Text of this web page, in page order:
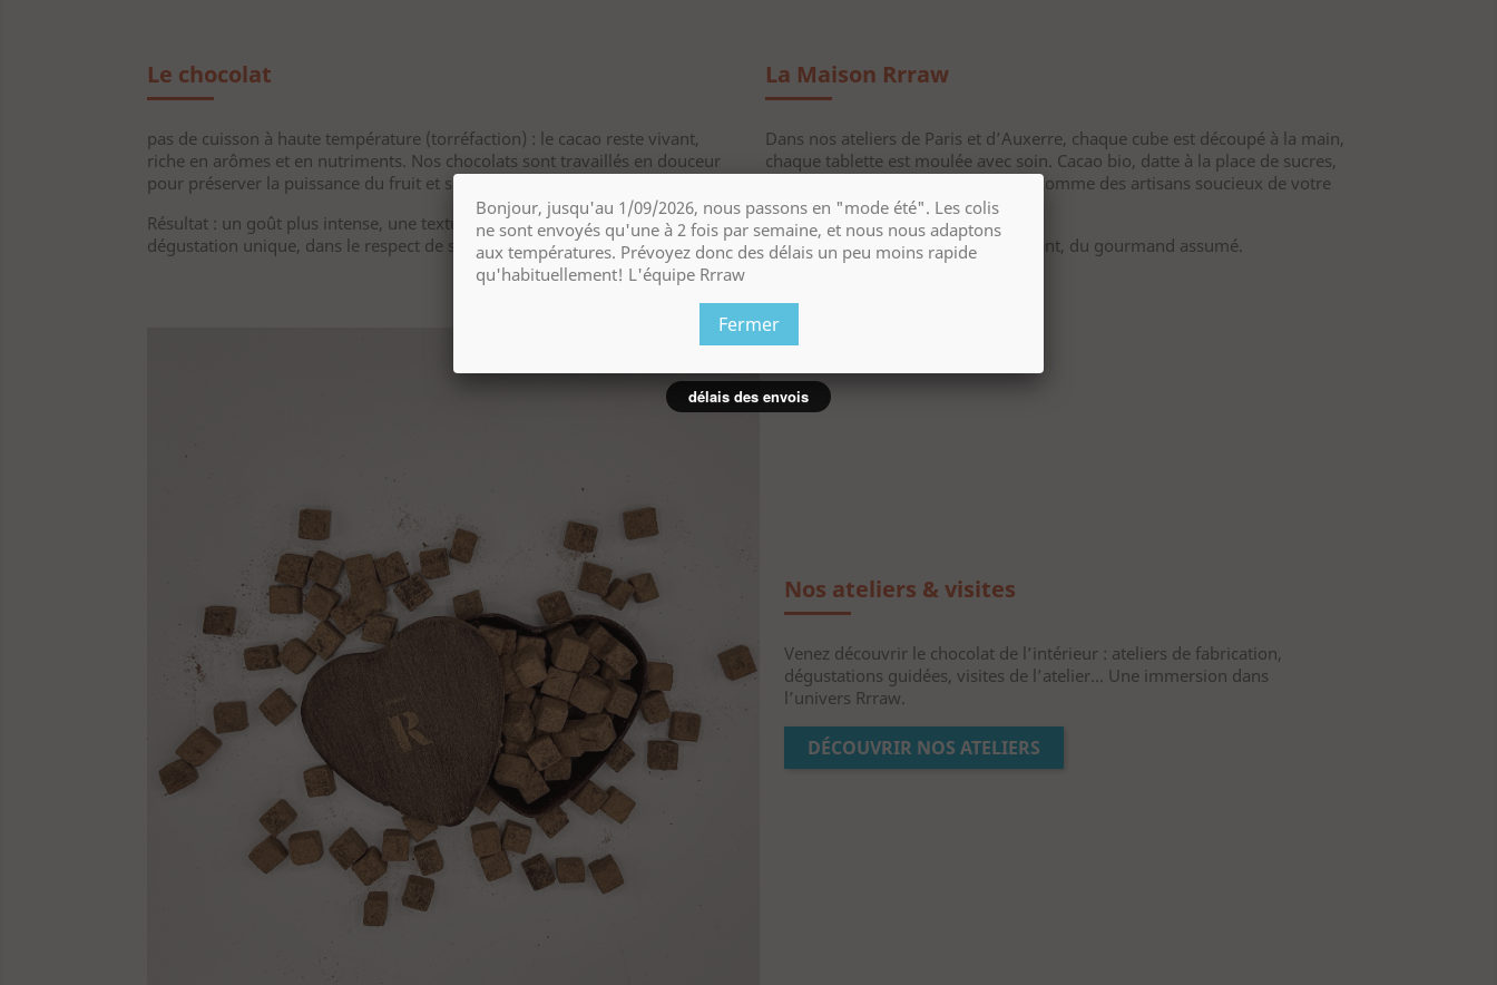
Le chocolat
pas de cuisson à haute température (torréfaction) : le cacao reste vivant,
riche en arômes et en nutriments. Nos chocolats sont travaillés en douceur
pour préserver la puissance du fruit et son intéret nutritionnel.
Résultat : un goût plus intense, une texture fondante et une expérience de
dégustation unique, dans le respect de son corps et de sa santé
La Maison Rrraw
Dans nos ateliers de Paris et d’Auxerre, chaque cube est découpé à la main,
chaque tablette est moulée avec soin. Cacao bio, datte à la place de sucres,
ingrédients bruts : nous travaillons comme des artisans soucieux de votre
santé, pas comme une usine.
Rrraw, c’est le choix du brut, du vivant, du gourmand assumé.
Nos ateliers & visites
Venez découvrir le chocolat de l’intérieur : ateliers de fabrication,
dégustations guidées, visites de l’atelier... Une immersion dans
l’univers Rrraw.
DÉCOUVRIR NOS ATELIERS
Bonjour, jusqu'au 1/09/2026, nous passons en "mode été". Les colis
ne sont envoyés qu'une à 2 fois par semaine, et nous nous adaptons
aux températures. Prévoyez donc des délais un peu moins rapide
qu'habituellement! L'équipe Rrraw
Fermer
délais des envois